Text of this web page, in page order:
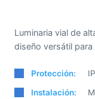
Luminaria vial de
diseño versátil
Protección:
Instalación: